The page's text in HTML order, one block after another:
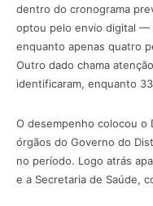
dentro do cronograma
optou pelo envio digital —
enquanto apenas quatro
Outro dado chama
identificaram, enquanto
O desempenho colocou o
órgãos do Governo do
no período. Logo atrás
e a Secretaria de Saúde,